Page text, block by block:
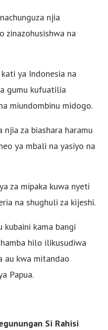
njia
zinazohusishwa na
ya Indonesia na
gumu kufuatilia
miundombinu midogo.
njia za biashara haramu
ya mbali na yasiyo na
za mipaka kuwa nyeti
na shughuli za kijeshi.
kubaini kama bangi
hilo ilikusudiwa
au kwa mitandao
Papua.
Si Rahisi